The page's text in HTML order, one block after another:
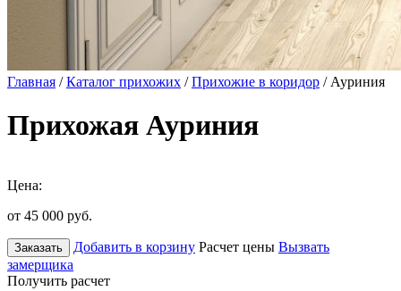
Главная /Каталог прихожих /Прихожие в коридор / Ауриния
Прихожая Ауриния
Цена:
от 45 000 руб.
Заказать Добавить в корзину Расчет цены Вызвать
замерщика
Получить расчет